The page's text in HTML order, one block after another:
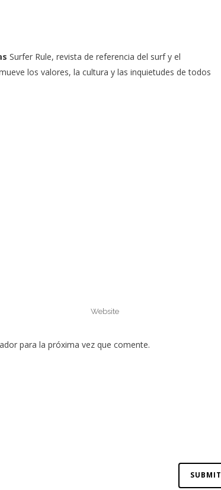
Surfer Rule, revista de referencia del surf y el
los valores, la cultura y las inquietudes de todos
para la próxima vez que comente.